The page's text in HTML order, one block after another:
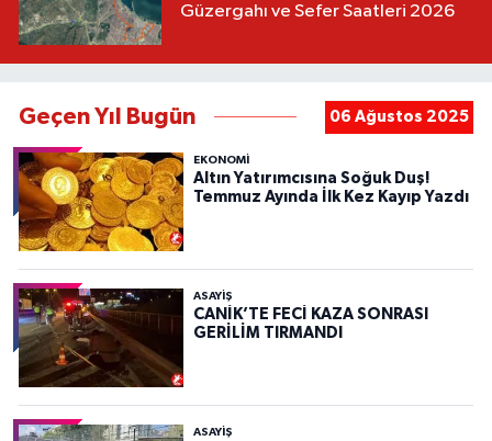
Güzergahı ve Sefer Saatleri 2026
Geçen Yıl Bugün 06 Ağustos 2025
EKONOMİ
Altın Yatırımcısına Soğuk Duş!
Temmuz Ayında İlk Kez Kayıp Yazdı
ASAYIŞ
CANİK’TE FECİ KAZA SONRASI
GERİLİM TIRMANDI
ASAYIŞ